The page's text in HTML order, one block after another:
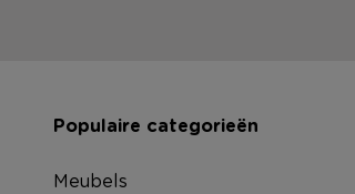
Populaire categorieën
Meubels